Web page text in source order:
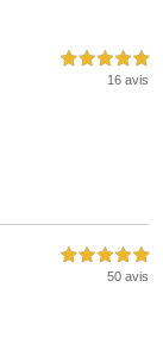
5,0 étoiles sur 5
16 avis
5,0 étoiles sur 5
50 avis